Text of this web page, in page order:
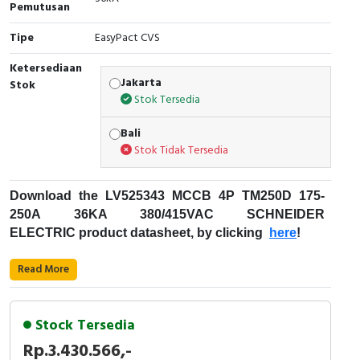
Cable Operated Switch
Signalling Columns
Pressure Switch
Ultrasonic & Rotary Encoder
Limit Switch
Inductive Sensors
Photoelectric
Cam Switch
Panel Box
Pemutusan
Tipe
EasyPact CVS
Ketersediaan
Stok
Jakarta
Stok Tersedia
Bali
Stok Tidak Tersedia
Download the LV525343
MCCB 4P TM250D 175-
250A 36KA 380/415VAC SCHNEIDER
ELECTRIC product datasheet, by clicking here!
Fungsi MCCB
Nama Produk : MCCB 4P TM250D 175-250A
36KA 380/415VAC
Read More
Stock Tersedia
Rp.3.430.566,-